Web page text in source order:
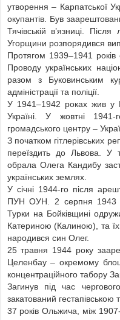
утворення – Карпатської
окупантів. Був
Тячівській в’язниці.
Угорщини розпорядився
Протягом 1939–1941
Проводу українських
разом з Буковинським
адміністрації та поліції.
У 1941–1942 роках жив у
Україні. У жовтні 1941-
громадського центру –
З початком гітлерівських
переїздить до Львова. У
обрала Олега Кандибу
українських землях.
У січні 1944-го після
ПУН ОУН. 2 серпня 1943
Турки на Бойківщині
Катериною (Калиною), та
народився син Олег.
25 травня 1944 року
Целенбау – окремому
концентраційного табору
Загинув під час
закатований гестапівською
37 років Ольжича, між 1907-